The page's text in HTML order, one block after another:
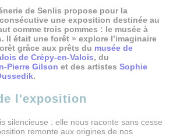
de Senlis propose pour la
une exposition destinée au
comme trois pommes : le musée à
Il était une forêt » explore l’imaginaire
grâce aux prêts du musée de
de Crépy-en-Valois, du
Pierre Gilson et des artistes Sophie
.
l'exposition
silencieuse : elle nous raconte sans cesse
remonte aux origines de nos